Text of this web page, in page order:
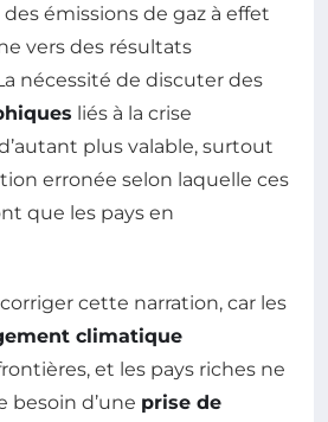
émissions de gaz à effet
vers des résultats
nécessité de discuter des
liés à la crise
plus valable, surtout
erronée selon laquelle ces
que les pays en
cette narration, car les
climatique
et les pays riches ne
besoin d’une prise de